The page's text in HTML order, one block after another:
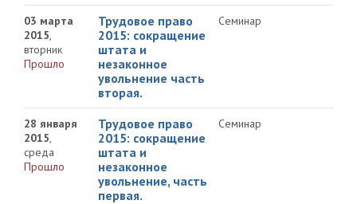
03 марта
2015,
вторник
Прошло
Трудовое право
2015: cокращение
штата и
незаконное
увольнение часть
вторая.
Семинар
28 января
2015,
среда
Прошло
Трудовое право
2015: cокращение
штата и
незаконное
увольнение, часть
первая.
Семинар